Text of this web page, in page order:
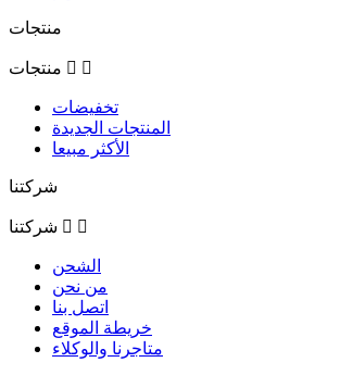
منتجات
منتجات  
تخفيضات
المنتجات الجديدة
الأكثر مبيعا
شركتنا
شركتنا  
الشحن
من نحن
اتصل بنا
خريطة الموقع
متاجرنا والوكلاء